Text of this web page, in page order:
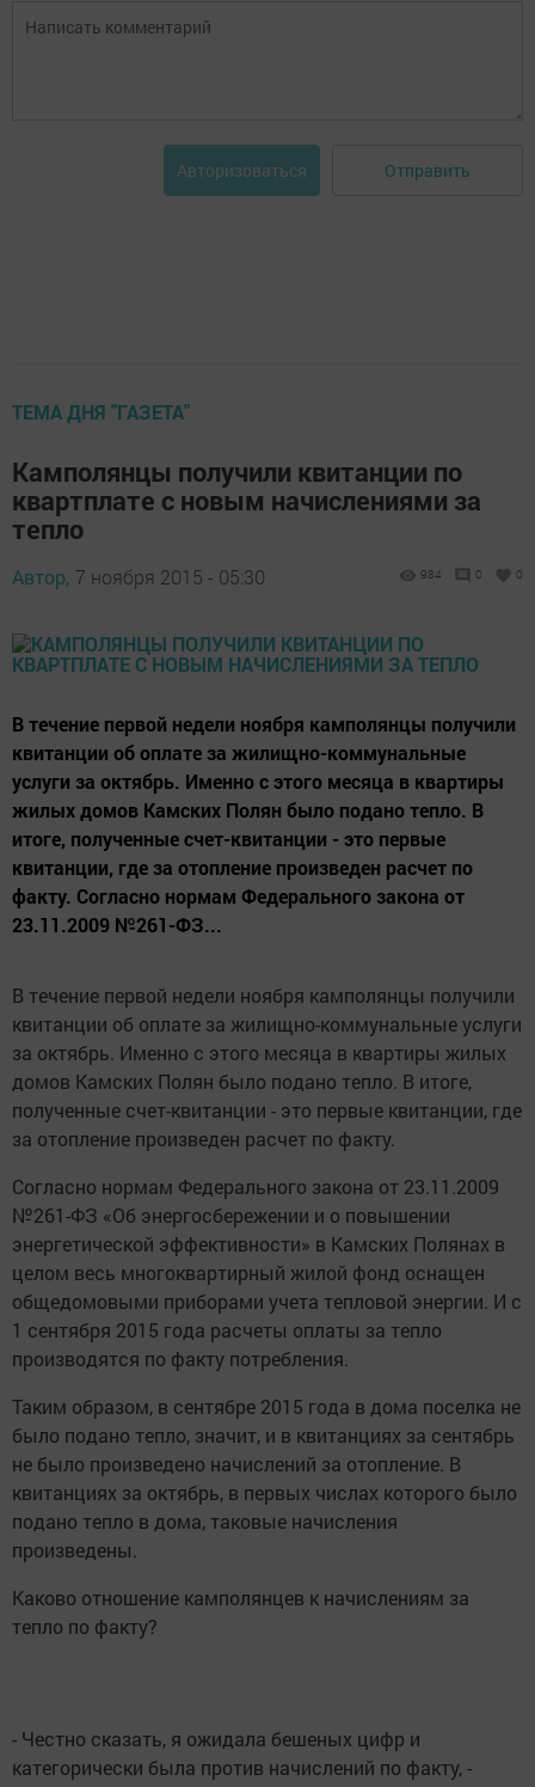
Авторизоваться Отправить
ТЕМА ДНЯ "ГАЗЕТА"
Камполянцы получили квитанции по
квартплате с новым начислениями за
тепло
Автор, 7 ноября 2015 - 05:30 984 0 0
В течение первой недели ноября камполянцы получили
квитанции об оплате за жилищно-коммунальные
услуги за октябрь. Именно с этого месяца в квартиры
жилых домов Камских Полян было подано тепло. В
итоге, полученные счет-квитанции - это первые
квитанции, где за отопление произведен расчет по
факту. Согласно нормам Федерального закона от
23.11.2009 №261-ФЗ...
В течение первой недели ноября камполянцы получили
квитанции об оплате за жилищно-коммунальные услуги
за октябрь. Именно с этого месяца в квартиры жилых
домов Камских Полян было подано тепло. В итоге,
полученные счет-квитанции - это первые квитанции, где
за отопление произведен расчет по факту.
Согласно нормам Федерального закона от 23.11.2009
№261-ФЗ «Об энергосбережении и о повышении
энергетической эффективности» в Камских Полянах в
целом весь многоквартирный жилой фонд оснащен
общедомовыми приборами учета тепловой энергии. И с
1 сентября 2015 года расчеты оплаты за тепло
производятся по факту потребления.
Таким образом, в сентябре 2015 года в дома поселка не
было подано тепло, значит, и в квитанциях за сентябрь
не было произведено начислений за отопление. В
квитанциях за октябрь, в первых числах которого было
подано тепло в дома, таковые начисления
произведены.
Каково отношение камполянцев к начислениям за
тепло по факту?
- Честно сказать, я ожидала бешеных цифр и
категорически была против начислений по факту, -